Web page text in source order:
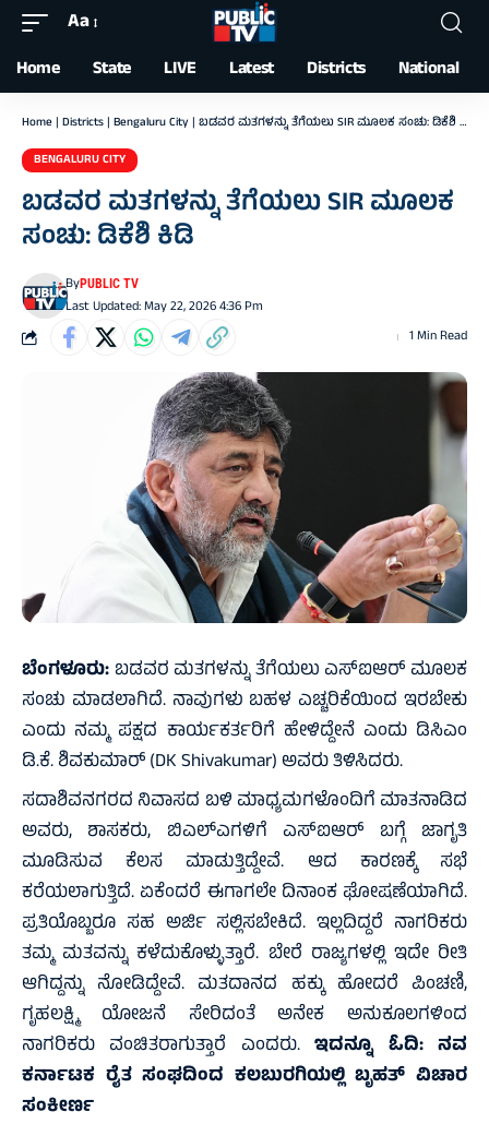
Font
Resizer
Aa
Home State LIVE Latest Districts National
Home | Districts | Bengaluru City | ಬಡವರ ಮತಗಳನ್ನು ತೆಗೆಯಲು SIR ಮೂಲಕ ಸಂಚು: ಡಿಕೆಶಿ ಕಿಡಿ
BENGALURU CITY
ಬಡವರ ಮತಗಳನ್ನು ತೆಗೆಯಲು SIR ಮೂಲಕ
ಸಂಚು: ಡಿಕೆಶಿ ಕಿಡಿ
Last Updated: May 22, 2026 4:36 Pm
ByPUBLIC TV
1 Min Read
ಬೆಂಗಳೂರು:ಬಡವರ ಮತಗಳನ್ನು ತೆಗೆಯಲು ಎಸ್ಐಆರ್ ಮೂಲಕ
ಸಂಚು ಮಾಡಲಾಗಿದೆ. ನಾವುಗಳು ಬಹಳ ಎಚ್ಚರಿಕೆಯಿಂದ ಇರಬೇಕು
ಎಂದು ನಮ್ಮ ಪಕ್ಷದ ಕಾರ್ಯಕರ್ತರಿಗೆ ಹೇಳಿದ್ದೇನೆ ಎಂದು ಡಿಸಿಎಂ
ಡಿ.ಕೆ. ಶಿವಕುಮಾರ್ (DK Shivakumar) ಅವರು ತಿಳಿಸಿದರು.
ಸದಾಶಿವನಗರದ ನಿವಾಸದ ಬಳಿ ಮಾಧ್ಯಮಗಳೊಂದಿಗೆ ಮಾತನಾಡಿದ
ಅವರು, ಶಾಸಕರು, ಬಿಎಲ್ಎಗಳಿಗೆ ಎಸ್ಐಆರ್ ಬಗ್ಗೆ ಜಾಗೃತಿ
ಮೂಡಿಸುವ ಕೆಲಸ ಮಾಡುತ್ತಿದ್ದೇವೆ. ಆದ ಕಾರಣಕ್ಕೆ ಸಭೆ
ಕರೆಯಲಾಗುತ್ತಿದೆ. ಏಕೆಂದರೆ ಈಗಾಗಲೇ ದಿನಾಂಕ ಘೋಷಣೆಯಾಗಿದೆ.
ಪ್ರತಿಯೊಬ್ಬರೂ ಸಹ ಅರ್ಜಿ ಸಲ್ಲಿಸಬೇಕಿದೆ. ಇಲ್ಲದಿದ್ದರೆ ನಾಗರಿಕರು
ತಮ್ಮ ಮತವನ್ನು ಕಳೆದುಕೊಳ್ಳುತ್ತಾರೆ. ಬೇರೆ ರಾಜ್ಯಗಳಲ್ಲಿ ಇದೇ ರೀತಿ
ಆಗಿದ್ದನ್ನು ನೋಡಿದ್ದೇವೆ. ಮತದಾನದ ಹಕ್ಕು ಹೋದರೆ ಪಿಂಚಣಿ,
ಗೃಹಲಕ್ಷ್ಮಿ ಯೋಜನೆ ಸೇರಿದಂತೆ ಅನೇಕ ಅನುಕೂಲಗಳಿಂದ
ನಾಗರಿಕರು ವಂಚಿತರಾಗುತ್ತಾರೆ ಎಂದರು.ಇದನ್ನೂ ಓದಿ:ನವ
ಕರ್ನಾಟಕ ರೈತ ಸಂಘದಿಂದ ಕಲಬುರಗಿಯಲ್ಲಿ ಬೃಹತ್ ವಿಚಾರ
ಸಂಕೀರ್ಣ